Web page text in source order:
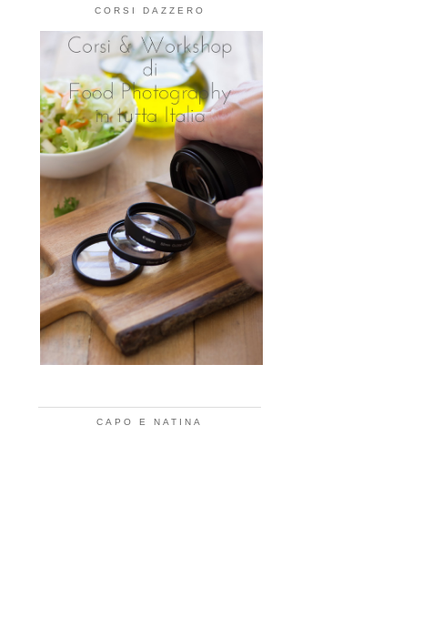
CORSI DAZZERO
CAPO E NATINA